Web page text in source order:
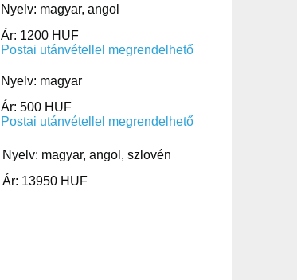
Nyelv: magyar, angol
Ár: 1200 HUF
Postai utánvétellel megrendelhető
Nyelv: magyar
Ár: 500 HUF
Postai utánvétellel megrendelhető
Nyelv: magyar, angol, szlovén
Ár: 13950 HUF